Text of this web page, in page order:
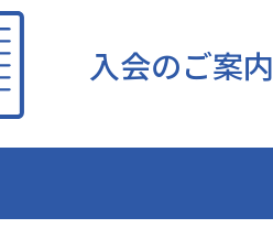
入会のご案内